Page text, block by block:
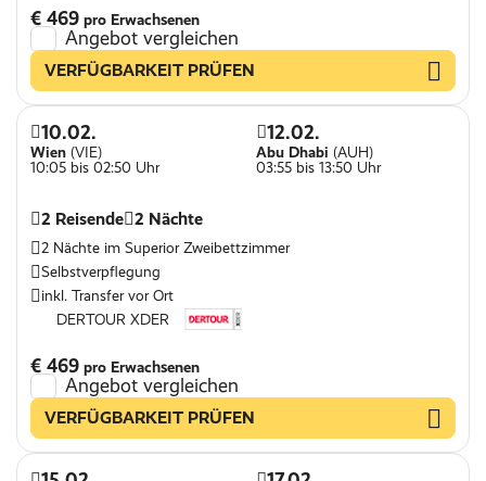
€ 469 pro Erwachsenen
Angebot vergleichen
VERFÜGBARKEIT PRÜFEN
10.02.
Wien (VIE)
10:05 bis 02:50 Uhr
12.02.
Abu Dhabi (AUH)
03:55 bis 13:50 Uhr
2 Reisende 2 Nächte
2 Nächte im Superior Zweibettzimmer
Selbstverpflegung
inkl. Transfer vor Ort
DERTOUR XDER
€ 469 pro Erwachsenen
Angebot vergleichen
VERFÜGBARKEIT PRÜFEN